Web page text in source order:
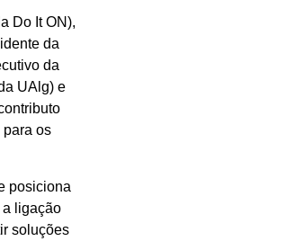
Do It ON),
da
da
UAlg) e
para os
posiciona
a ligação
soluções